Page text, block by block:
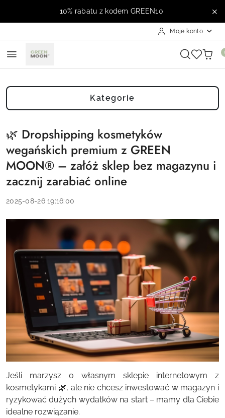
Przejdź do treści głównej
Przejdź do wyszukiwarki
Przejdź do moje konto
Przejdź do menu głównego
Przejdź do stopki10% rabatu z kodem GREEN10
Moje konto
Kategorie
🌿 Dropshipping kosmetyków
wegańskich premium z GREEN
MOON® – załóż sklep bez magazynu i
zacznij zarabiać online
2025-08-26 19:16:00
Jeśli marzysz o własnym sklepie internetowym z
kosmetykami 🌿, ale nie chcesz inwestować w magazyn i
ryzykować dużych wydatków na start – mamy dla Ciebie
idealne rozwiązanie.